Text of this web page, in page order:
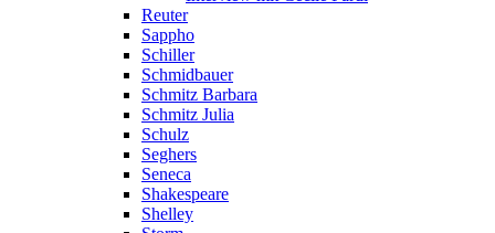
Reuter
Sappho
Schiller
Schmidbauer
Schmitz Barbara
Schmitz Julia
Schulz
Seghers
Seneca
Shakespeare
Shelley